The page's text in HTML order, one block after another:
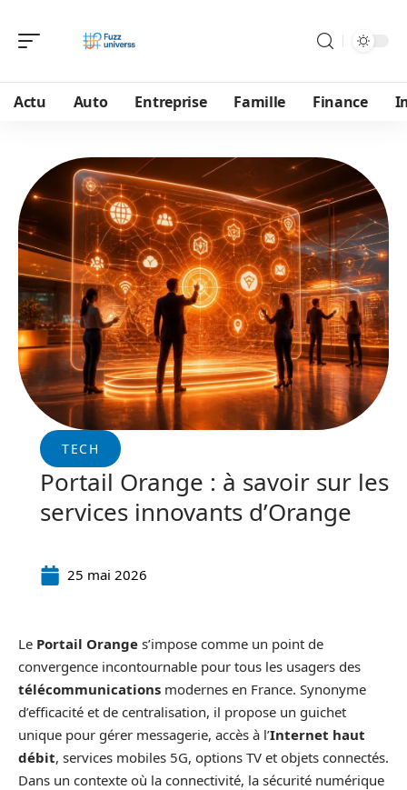
Actu Auto Entreprise Famille Finance
TECH
Portail Orange : à savoir sur les
services innovants d’Orange
25 mai 2026
Le Portail Orange s’impose comme un point de
convergence incontournable pour tous les usagers des
télécommunications modernes en France. Synonyme
d’efficacité et de centralisation, il propose un guichet
unique pour gérer messagerie, accès à l’Internet haut
débit, services mobiles 5G, options TV et objets connectés.
Dans un contexte où la connectivité, la sécurité numérique